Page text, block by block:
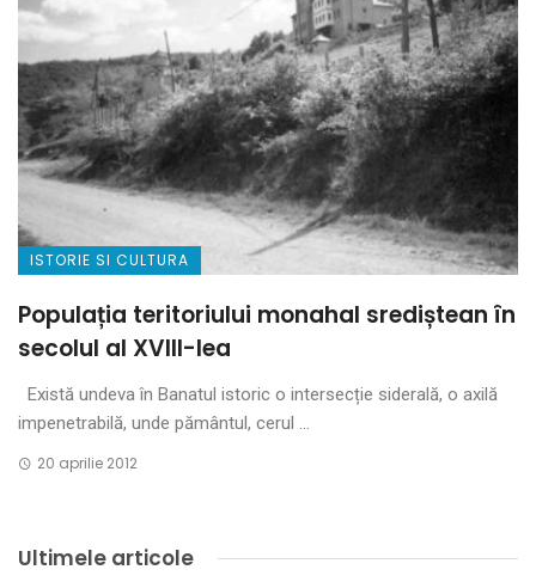
ISTORIE SI CULTURA
Populația teritoriului monahal srediștean în
secolul al XVIII-lea
Există undeva în Banatul istoric o intersecție side­rală, o axilă
impene­tra­bilă, unde pământul, cerul ...
20 aprilie 2012
Ultimele articole